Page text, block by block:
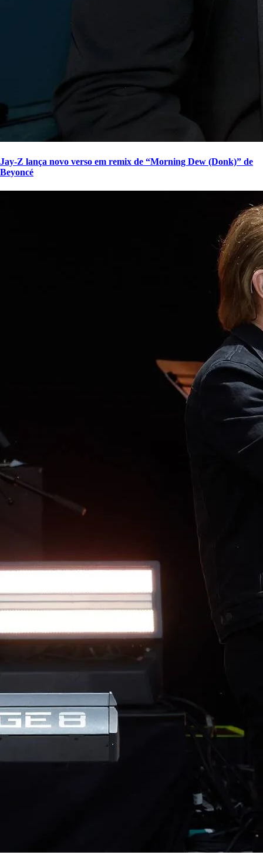
Jay-Z lança novo verso em remix de “Morning Dew (Donk)” de
Beyoncé